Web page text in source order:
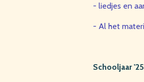
- liedjes en
- Al het
Schooljaar